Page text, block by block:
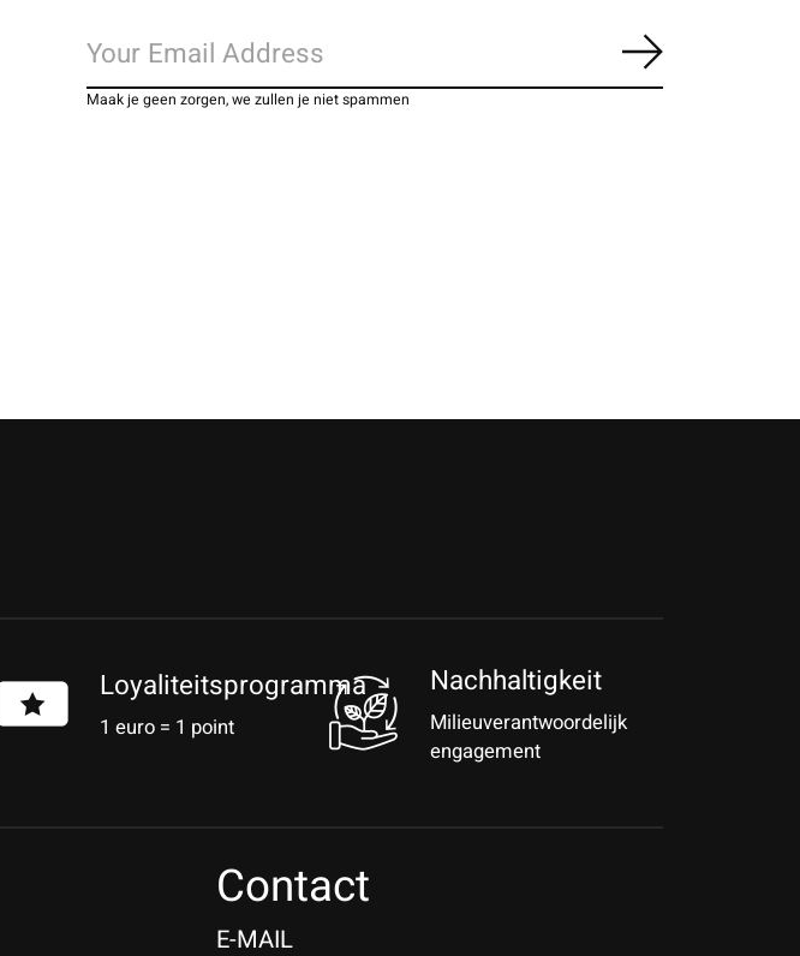
Abonneer
Maak je geen zorgen, we zullen je niet spammen
Loyaliteitsprogramma
1 euro = 1 point
Nachhaltigkeit
Milieuverantwoordelijk
engagement
Contact
E-MAIL